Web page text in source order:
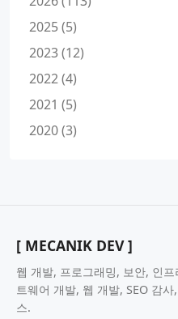
2025 (5)
2023 (12)
2022 (4)
2021 (5)
2020 (3)
[ MECANIK DEV ]
웹 개발, 프로그래밍, 보안, 인
트웨어 개발, 웹 개발, SEO 감
스.